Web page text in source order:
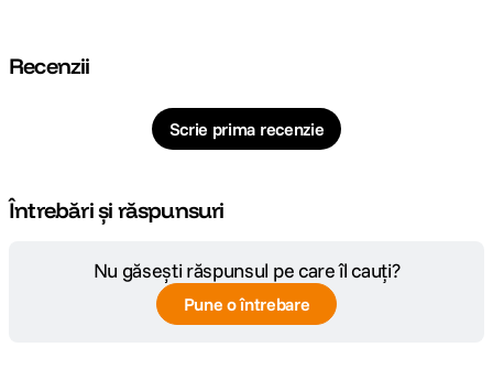
Recenzii
Scrie prima recenzie
Întrebări și răspunsuri
Nu găsești răspunsul pe care îl cauți?
Pune o întrebare